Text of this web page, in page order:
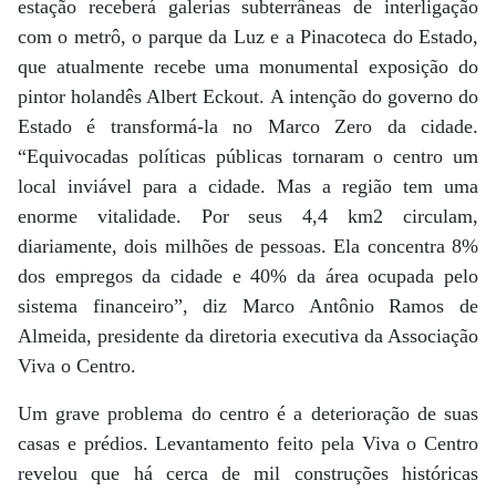
estação receberá galerias subterrâneas de interligação
com o metrô, o parque da Luz e a Pinacoteca do Estado,
que atualmente recebe uma monumental exposição do
pintor holandês Albert Eckout. A intenção do governo do
Estado é transformá-la no Marco Zero da cidade.
“Equivocadas políticas públicas tornaram o centro um
local inviável para a cidade. Mas a região tem uma
enorme vitalidade. Por seus 4,4 km2 circulam,
diariamente, dois milhões de pessoas. Ela concentra 8%
dos empregos da cidade e 40% da área ocupada pelo
sistema financeiro”, diz Marco Antônio Ramos de
Almeida, presidente da diretoria executiva da Associação
Viva o Centro.
Um grave problema do centro é a deterioração de suas
casas e prédios. Levantamento feito pela Viva o Centro
revelou que há cerca de mil construções históricas